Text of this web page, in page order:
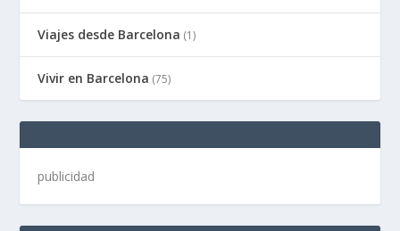
Viajes desde Barcelona (1)
Vivir en Barcelona (75)
publicidad